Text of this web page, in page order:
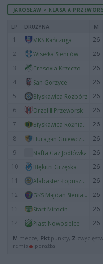
JAROSŁAW > KLASA A
LP DRUŻYNA M
1 MKS Kańczuga 26
2
Wisełka Siennów 26
3
Cresovia Krzeczowice 26
4
San Gorzyce 26
5
Błyskawica Rozbórz 26
6
Orzeł II Przeworsk 26
7
Błyskawica Rożniatów 26
8
Huragan Gniewczyna 26
9
Nafta Gaz Jodłówka 26
10
Błękitni Grzęska 26
11
Alabaster Łopuszka Wielka 26
12
GKS Majdan Sieniawski 26
13
Start Mirocin 26
14
Piast Nowosielce 26
M mecze, Pkt punkty, Z
remis
porażka